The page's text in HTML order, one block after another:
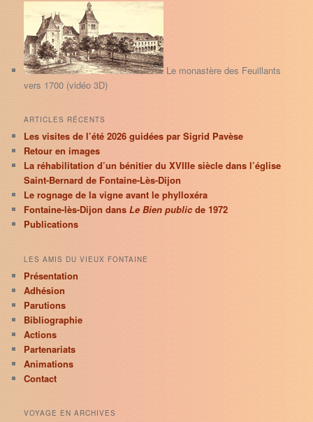
r
h
e
Le monastère des Feuillants
vers 1700 (vidéo 3D)
ARTICLES RÉCENTS
Les visites de l’été 2026 guidées par Sigrid Pavèse
Retour en images
La réhabilitation d’un bénitier du XVIIIe siècle dans l’église
Saint-Bernard de Fontaine-Lès-Dijon
Le rognage de la vigne avant le phylloxéra
Fontaine-lès-Dijon dansLe Bien publicde 1972
Publications
LES AMIS DU VIEUX FONTAINE
Présentation
Adhésion
Parutions
Bibliographie
Actions
Partenariats
Animations
Contact
VOYAGE EN ARCHIVES